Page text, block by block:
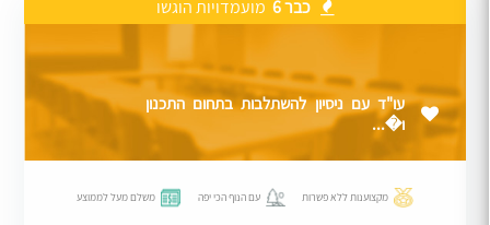
כבר 6 מועמדויות הוגשו
עו"ד עם ניסיון להשתלבות בתחום התכנון
ו�...
מקצוענות ללא פשרות עם הנוף הכי יפה משלם מעל לממוצע